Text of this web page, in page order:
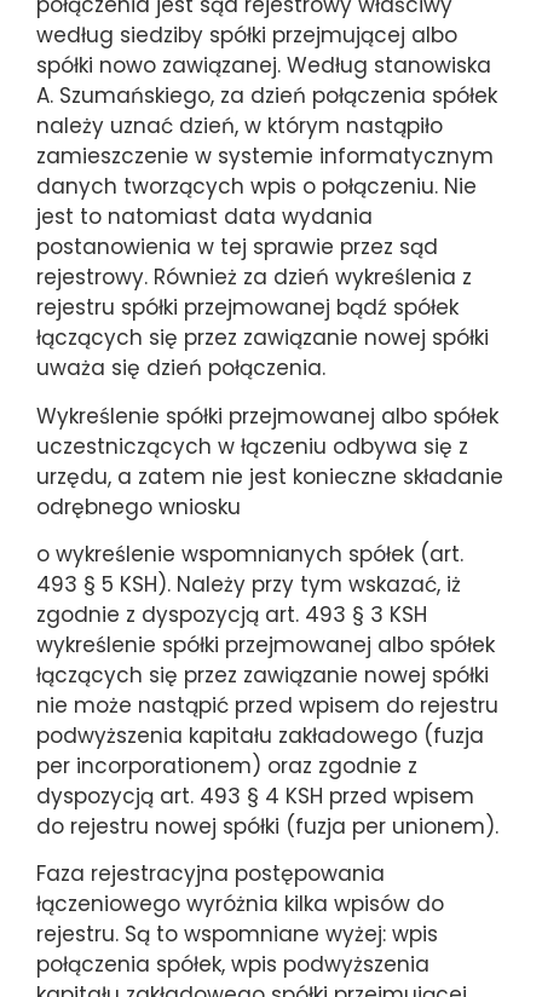
według siedziby spółki przejmującej albo
spółki nowo zawiązanej. Według stanowiska
A. Szumańskiego, za dzień połączenia spółek
należy uznać dzień, w którym nastąpiło
zamieszczenie w systemie informatycznym
danych tworzących wpis o połączeniu. Nie
jest to natomiast data wydania
postanowienia w tej sprawie przez sąd
rejestrowy. Również za dzień wykreślenia z
rejestru spółki przejmowanej bądź spółek
łączących się przez zawiązanie nowej spółki
uważa się dzień połączenia.
Wykreślenie spółki przejmowanej albo spółek
uczestniczących w łączeniu odbywa się z
urzędu, a zatem nie jest konieczne składanie
odrębnego wniosku
o wykreślenie wspomnianych spółek (art.
493 § 5 KSH). Należy przy tym wskazać, iż
zgodnie z dyspozycją art. 493 § 3 KSH
wykreślenie spółki przejmowanej albo spółek
łączących się przez zawiązanie nowej spółki
nie może nastąpić przed wpisem do rejestru
podwyższenia kapitału zakładowego (fuzja
per incorporationem) oraz zgodnie z
dyspozycją art. 493 § 4 KSH przed wpisem
do rejestru nowej spółki (fuzja per unionem).
Faza rejestracyjna postępowania
łączeniowego wyróżnia kilka wpisów do
rejestru. Są to wspomniane wyżej: wpis
połączenia spółek, wpis podwyższenia